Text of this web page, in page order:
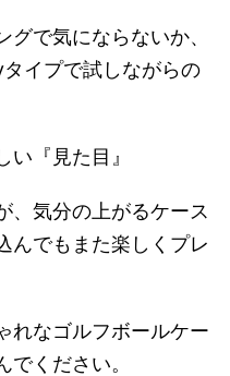
で気にならないか、
イプで試しながらの
『見た目』
、気分の上がるケース
んでもまた楽しくプレ
れなゴルフボールケー
ください。